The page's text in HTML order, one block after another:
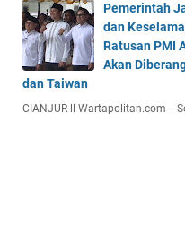
Pemerintah
dan
Ratusan PMI
Akan
dan Taiwan
CIANJUR ll Wartapolitan.com -